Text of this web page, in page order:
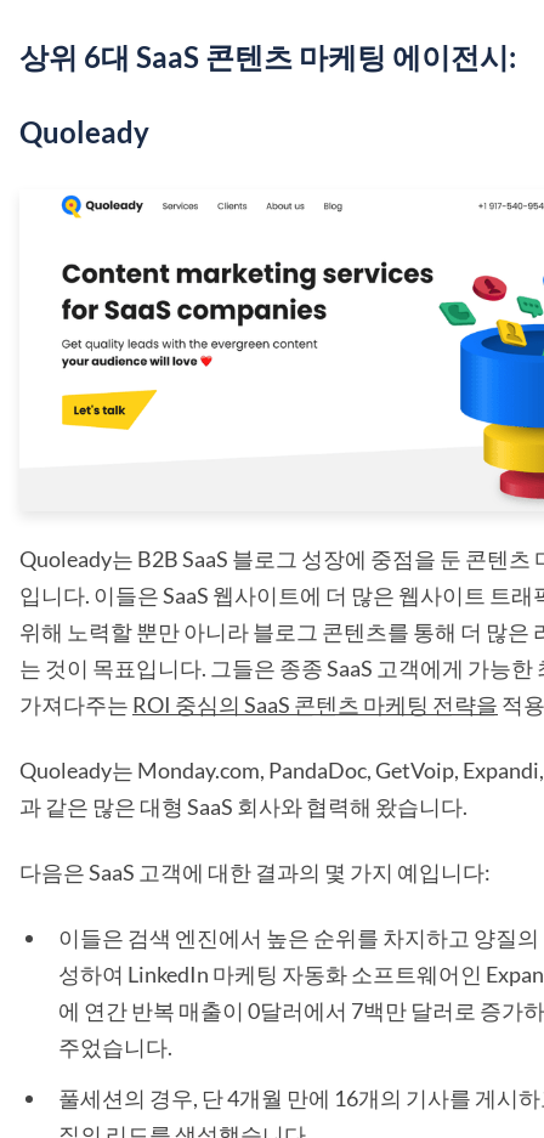
상위 6대 SaaS 콘텐츠 마케팅 에이전시:
Quoleady
Quoleady는 B2B SaaS 블로그 성장에 중점을 둔 콘텐츠
입니다. 이들은 SaaS 웹사이트에 더 많은 웹사이트 트래
위해 노력할 뿐만 아니라 블로그 콘텐츠를 통해 더 많은
는 것이 목표입니다. 그들은 종종 SaaS 고객에게 가능한
가져다주는 ROI 중심의 SaaS 콘텐츠 마케팅 전략을 적
Quoleady는 Monday.com, PandaDoc, GetVoip,
과 같은 많은 대형 SaaS 회사와 협력해 왔습니다.
다음은 SaaS 고객에 대한 결과의 몇 가지 예입니다:
이들은 검색 엔진에서 높은 순위를 차지하고 양질
성하여 LinkedIn 마케팅 자동화 소프트웨어인
에 연간 반복 매출이 0달러에서 7백만 달러로 증가
주었습니다.
풀세션의 경우, 단 4개월 만에 16개의 기사를 게시